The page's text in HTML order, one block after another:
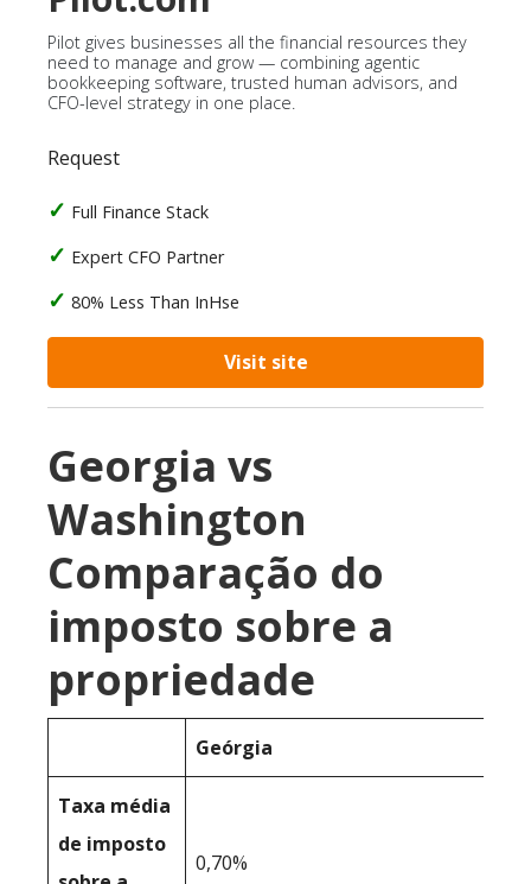
Pilot gives businesses all the financial resources they
need to manage and grow — combining agentic
bookkeeping software, trusted human advisors, and
CFO-level strategy in one place.
Request
Full Finance Stack
Expert CFO Partner
80% Less Than InHse
Visit site
Georgia vs
Washington
Comparação do
imposto sobre a
propriedade
Geórgia
Taxa média
de imposto
0,70%